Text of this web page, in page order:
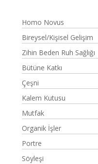
Homo Novus
Bireysel/Kişisel Gelişim
Zihin Beden Ruh Sağlığı
Bütüne Katkı
Çeşni
Kalem Kutusu
Mutfak
Organik İşler
Portre
Söyleşi